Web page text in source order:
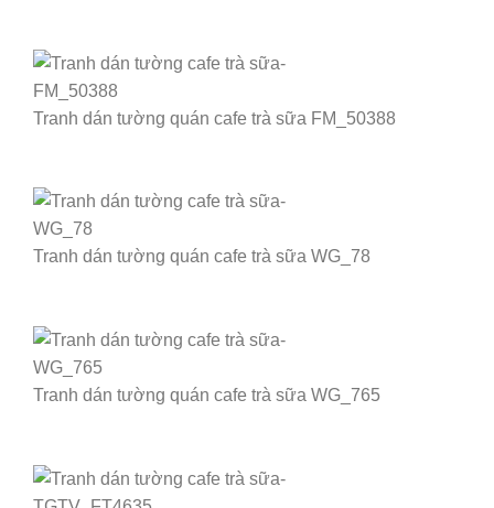
Tranh dán tường quán cafe trà sữa FM_50388
Tranh dán tường quán cafe trà sữa WG_78
Tranh dán tường quán cafe trà sữa WG_765